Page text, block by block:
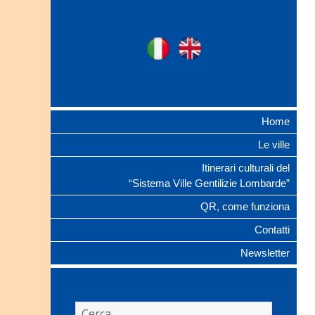
Ville Gentilizie
Ita
Home
Le ville
Itinerari culturali del
“Sistema Ville Gentilizie Lombarde”
QR, come funziona
Contatti
Newsletter
Ricerca